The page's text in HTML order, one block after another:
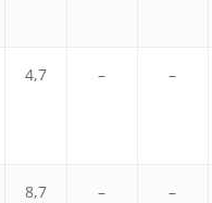
4,7 – –
8,7 – –